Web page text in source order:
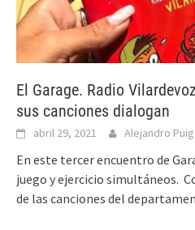
El Garage. Radio
sus canciones dialogan
abril 29, 2021 Alejandro Puig
En este tercer encuentro de
juego y ejercicio simultáneos.
de las canciones del